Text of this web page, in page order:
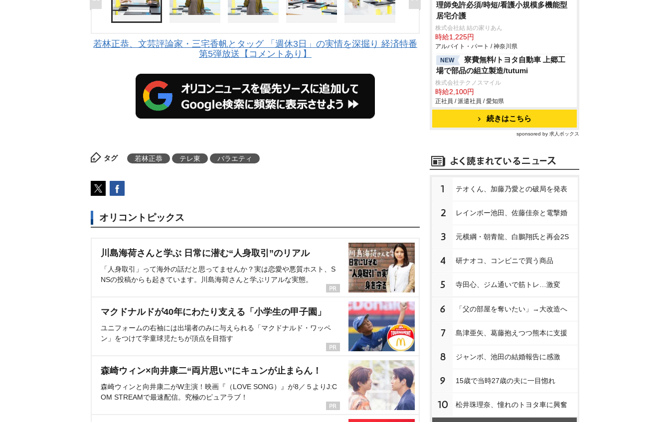
若林正恭、文芸評論家・三宅香帆とタッグ 「週休3日」の実情を深掘り 経済特番
第5弾放送【コメントあり】
タグ 若林正恭 テレ東 バラエティ
オリコントピックス
川島海荷さんと学ぶ 日常に潜む“人身取引”のリアル
「人身取引」って海外の話だと思ってませんか？実は恋愛や悪質ホスト、S
NSの投稿からも起きています。川島海荷さんと学ぶリアルな実態。
マクドナルドが40年にわたり支える「小学生の甲子園」
ユニフォームの右袖には出場者のみに与えられる「マクドナルド・ワッペ
ン」をつけて学童球児たちが頂点を目指す
森崎ウィン×向井康二“両片思い”にキュンが止まらん！
森崎ウィンと向井康二がW主演！映画『（LOVE SONG）』が8／５よりJ:C
OM STREAMで最速配信。究極のピュアラブ！
理師免許必須/時短/看護小規模多機能型
居宅介護
株式会社結 結の家りあん
時給1,225円
アルバイト・パート / 神奈川県
NEW
寮費無料/トヨタ自動車 上郷工
場で部品の組立製造/tutumi
株式会社テクノスマイル
時給2,100円
正社員 / 派遣社員 / 愛知県
続きはこちら
sponsored by 求人ボックス
1 テオくん、加藤乃愛との破局を発表
2 レインボー池田、佐藤佳奈と電撃婚
3 元横綱・朝青龍、白鵬翔氏と再会2S
4 研ナオコ、コンビニで買う商品
5 寺田心、ジム通いで筋トレ…激変
6 「父の部屋を奪いたい」→大改造へ
7 島津亜矢、葛藤抱えつつ熊本に支援
8 ジャンボ、池田の結婚報告に感激
9 15歳で当時27歳の夫に一目惚れ
10 松井珠理奈、憧れのトヨタ車に興奮